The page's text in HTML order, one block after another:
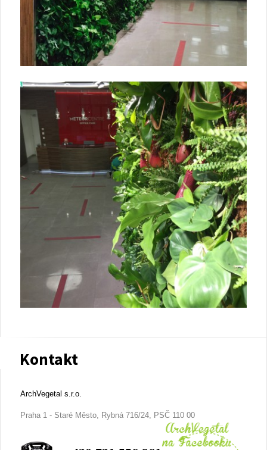
Kontakt
ArchVegetal s.r.o.
Praha 1 - Staré Město, Rybná 716/24, PSČ 110 00